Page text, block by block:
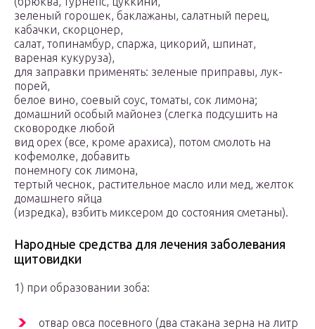
зеленый горошек, баклажаны, салатный перец,
кабачки, скорцонер,
салат, топинамбур, спаржа, цикорий, шпинат,
вареная кукуруза),
для заправки применять: зеленые приправы, лук-
порей,
белое вино, соевый соус, томаты, сок лимона;
домашний особый майонез (слегка подсушить на
сковородке любой
вид орех (все, кроме арахиса), потом смолоть на
кофемолке, добавить
понемногу сок лимона,
тертый чеснок, растительное масло или мед, желток
домашнего яйца
(изредка), взбить миксером до состояния сметаны).
Народные средства для лечения заболевания
щитовидки
1) при образовании зоба:
отвар овса посевного (два стакана зерна на литр